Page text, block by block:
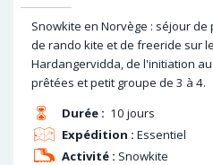
Snowkite en Norvège : séjour
de rando kite et de freeride sur
Hardangervidda, de l'initiation
prêtées et petit groupe de 3 à 4.
Durée : 10 jours
Expédition : Essentiel
Activité : Snowkite